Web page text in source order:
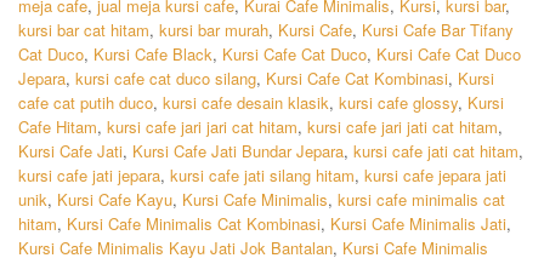
meja cafe, jual meja kursi cafe, Kurai Cafe Minimalis, Kursi, kursi bar,
kursi bar cat hitam, kursi bar murah, Kursi Cafe, Kursi Cafe Bar Tifany
Cat Duco, Kursi Cafe Black, Kursi Cafe Cat Duco, Kursi Cafe Cat Duco
Jepara, kursi cafe cat duco silang, Kursi Cafe Cat Kombinasi, Kursi
cafe cat putih duco, kursi cafe desain klasik, kursi cafe glossy, Kursi
Cafe Hitam, kursi cafe jari jari cat hitam, kursi cafe jari jati cat hitam,
Kursi Cafe Jati, Kursi Cafe Jati Bundar Jepara, kursi cafe jati cat hitam,
kursi cafe jati jepara, kursi cafe jati silang hitam, kursi cafe jepara jati
unik, Kursi Cafe Kayu, Kursi Cafe Minimalis, kursi cafe minimalis cat
hitam, Kursi Cafe Minimalis Cat Kombinasi, Kursi Cafe Minimalis Jati,
Kursi Cafe Minimalis Kayu Jati Jok Bantalan, Kursi Cafe Minimalis